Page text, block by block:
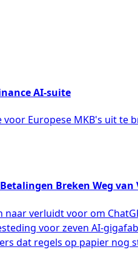
AI-suite
Europese MKB's uit te
Breken Weg van
verluidt voor om
voor zeven AI-
dat regels op papier nog